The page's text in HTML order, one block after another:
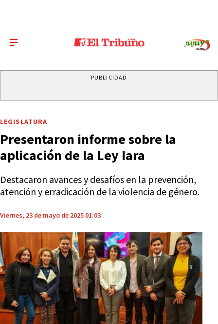
PUBLICIDAD
LEGISLATURA
Presentaron informe sobre la
aplicación de la Ley Iara
Destacaron avances y desafíos en la prevención,
atención y erradicación de la violencia de género.
Viernes, 23 de mayo de 2025 01:03